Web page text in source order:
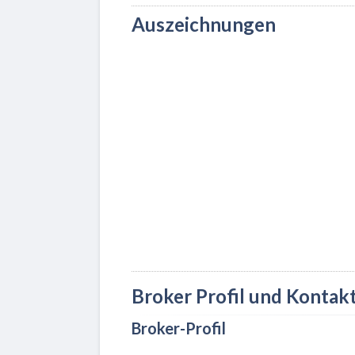
Auszeichnungen
Broker Profil und
Broker-Profil